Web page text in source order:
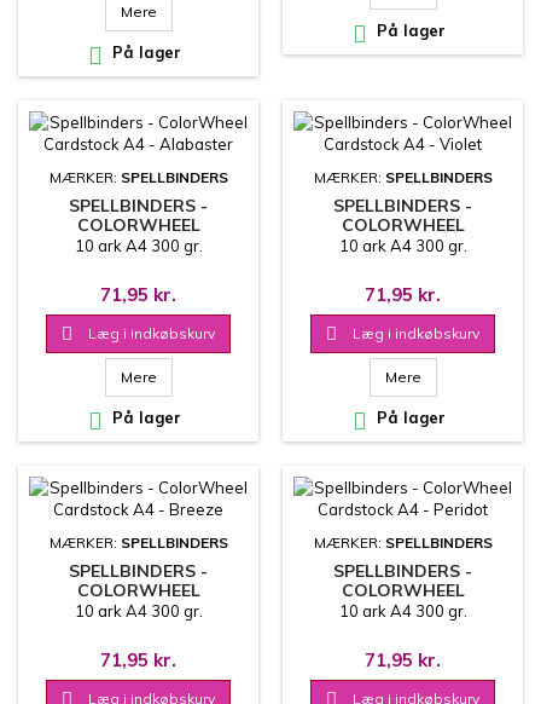
Mere
 På lager
 På lager
MÆRKER: SPELLBINDERS
SPELLBINDERS -
COLORWHEEL
CARDSTOCK A4 -
10 ark A4 300 gr.
71,95 kr.
 Læg i indkøbskurv
Mere
 På lager
MÆRKER: SPELLBINDERS
SPELLBINDERS -
COLORWHEEL
CARDSTOCK A4 - VIOLET
10 ark A4 300 gr.
71,95 kr.
 Læg i indkøbskurv
Mere
 På lager
MÆRKER: SPELLBINDERS
SPELLBINDERS -
COLORWHEEL
CARDSTOCK A4 - BREEZE
10 ark A4 300 gr.
71,95 kr.
 Læg i indkøbskurv
MÆRKER: SPELLBINDERS
SPELLBINDERS -
COLORWHEEL
CARDSTOCK A4 -
10 ark A4 300 gr.
71,95 kr.
 Læg i indkøbskurv